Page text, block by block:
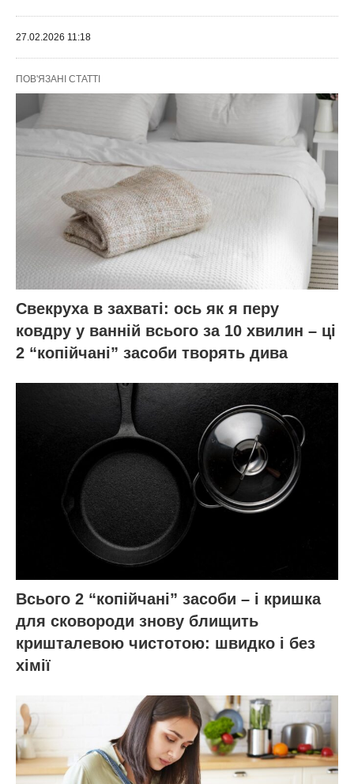
27.02.2026 11:18
ПОВ'ЯЗАНІ СТАТТІ
Свекруха в захваті: ось як я перу
ковдру у ванній всього за 10 хвилин – ці
2 “копійчані” засоби творять дива
Всього 2 “копійчані” засоби – і кришка
для сковороди знову блищить
кришталевою чистотою: швидко і без
хімії